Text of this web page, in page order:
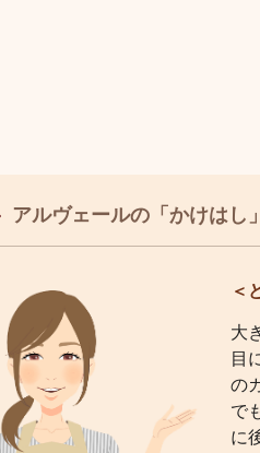
アルヴェールの「かけはし
＜
大
目
の
で
に